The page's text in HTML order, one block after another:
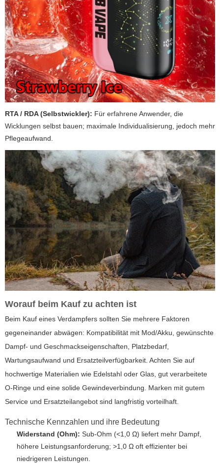
RTA / RDA (Selbstwickler): Für erfahrene Anwender, die
Wicklungen selbst bauen; maximale Individualisierung, jedoch mehr
Pflegeaufwand.
Worauf beim Kauf zu achten ist
Beim Kauf eines Verdampfers sollten Sie mehrere Faktoren
gegeneinander abwägen: Kompatibilität mit Mod/Akku, gewünschte
Dampf- und Geschmackseigenschaften, Platzbedarf,
Wartungsaufwand und Ersatzteilverfügbarkeit. Achten Sie auf
hochwertige Materialien wie Edelstahl oder Glas, gut verarbeitete
O-Ringe und eine solide Gewindeverbindung. Marken mit gutem
Service und Ersatzteilangebot sind langfristig vorteilhaft.
Technische Kennzahlen und ihre Bedeutung
Widerstand (Ohm): Sub-Ohm (<1,0 Ω) liefert mehr Dampf,
höhere Leistungsanforderung; >1,0 Ω oft effizienter bei
niedrigeren Leistungen.